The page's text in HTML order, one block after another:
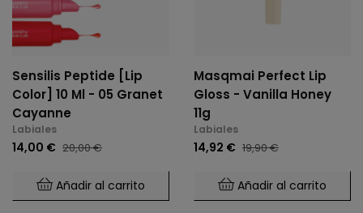
Sensilis Peptide [Lip
Color] 10 Ml - 05 Granet
Cayanne
Labiales
14,00 € 20,00 €
Añadir al carrito
Masqmai Perfect Lip
Gloss - Vanilla Honey
11g
Labiales
14,92 € 19,90 €
Añadir al carrito